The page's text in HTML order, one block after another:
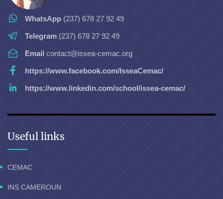
WhatsApp (237) 678 27 92 49
Telegram (237) 678 27 92 49
Email contact@issea-cemac.org
https://www.facebook.com/IsseaCemac/
https://www.linkedin.com/school/issea-cemac/
Useful links
CEMAC
INS CAMEROUN